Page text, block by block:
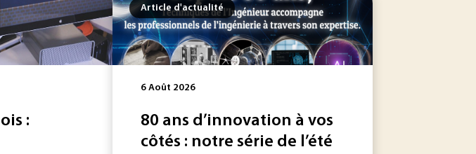
:
Article d'actualité
6 Août 2026
80 ans d’innovation à vos
côtés : notre série de l’été